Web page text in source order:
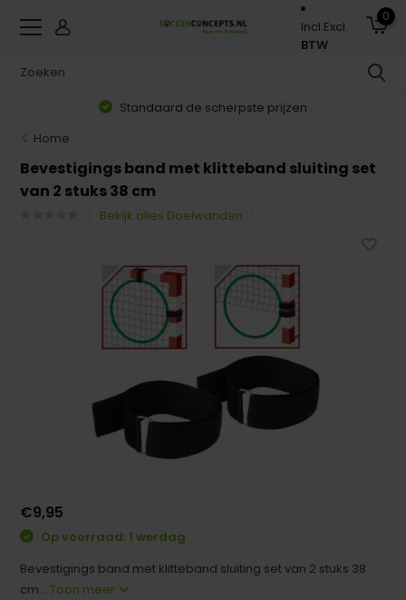
Incl.Excl.
BTW
0
Standaard de scherpste prijzen
Home
Bevestigings band met klitteband sluiting set
van 2 stuks 38 cm
Bekijk alles Doelwanden
€9,95
Op voorraad: 1 werdag
Bevestigings band met klitteband sluiting set van 2 stuks 38
cm...Toon meer